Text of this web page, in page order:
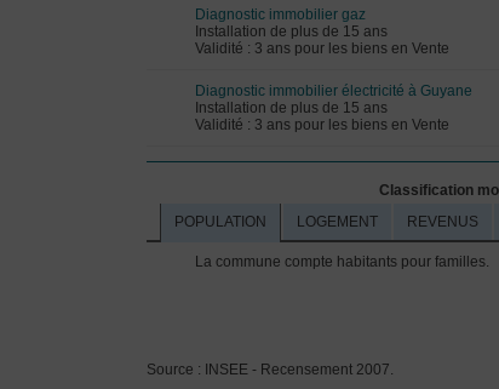
Diagnostic immobilier gaz
Installation de plus de 15 ans
Validité : 3 ans pour les biens en Vente
Diagnostic immobilier électricité à Guyane
Installation de plus de 15 ans
Validité : 3 ans pour les biens en Vente
Classification
POPULATION
LOGEMENT REVENUS
La commune compte habitants pour familles.
Source : INSEE - Recensement 2007.